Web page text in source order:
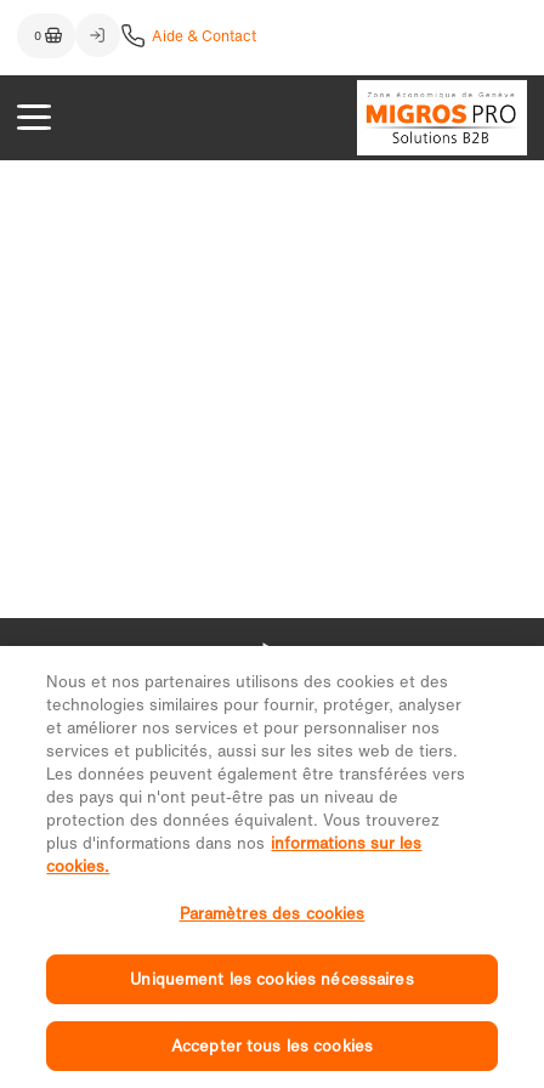
Nous et nos partenaires utilisons des cookies et des
technologies similaires pour fournir, protéger, analyser
et améliorer nos services et pour personnaliser nos
services et publicités, aussi sur les sites web de tiers.
Les données peuvent également être transférées vers
des pays qui n'ont peut-être pas un niveau de
protection des données équivalent. Vous trouverez
plus d'informations dans nos informations sur les
cookies.
Paramètres des cookies
Uniquement les cookies nécessaires
Accepter tous les cookies